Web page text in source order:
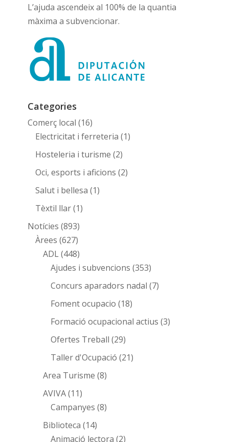
L’ajuda ascendeix al 100% de la quantia
màxima a subvencionar.
Categories
Comerç local (16)
Electricitat i ferreteria (1)
Hosteleria i turisme (2)
Oci, esports i aficions (2)
Salut i bellesa (1)
Tèxtil llar(1)
Notícies (893)
Àrees (627)
ADL(448)
Ajudes i subvencions (353)
Concurs aparadors nadal (7)
Foment ocupacio (18)
Formació ocupacional actius (3)
Ofertes Treball (29)
Taller d'Ocupació (21)
Area Turisme (8)
AVIVA(11)
Campanyes (8)
Biblioteca (14)
Animació lectora (2)